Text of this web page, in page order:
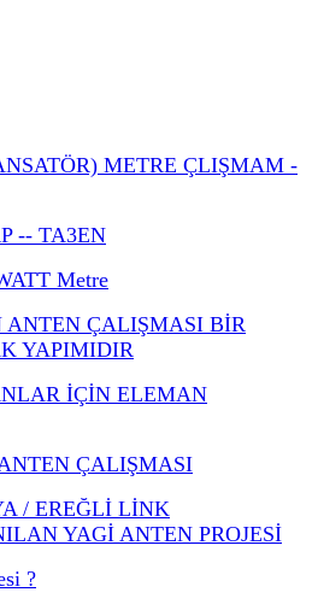
METRE ÇLIŞMAM -
-- TA3EN
Metre
ANTEN ÇALIŞMASI BİR
YAPIMIDIR
İÇİN ELEMAN
ÇALIŞMASI
/ EREĞLİ LİNK
YAGİ ANTEN PROJESİ
?